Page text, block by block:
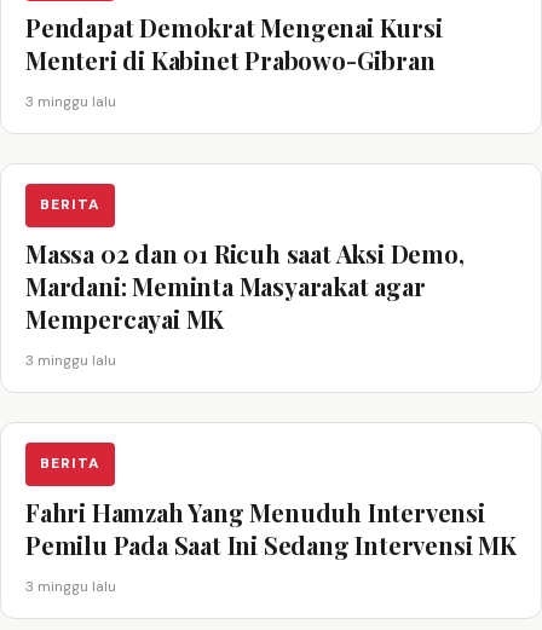
Pendapat Demokrat Mengenai Kursi
Menteri di Kabinet Prabowo-Gibran
3 minggu lalu
BERITA
Massa 02 dan 01 Ricuh saat Aksi Demo,
Mardani: Meminta Masyarakat agar
Mempercayai MK
3 minggu lalu
BERITA
Fahri Hamzah Yang Menuduh Intervensi
Pemilu Pada Saat Ini Sedang Intervensi MK
3 minggu lalu